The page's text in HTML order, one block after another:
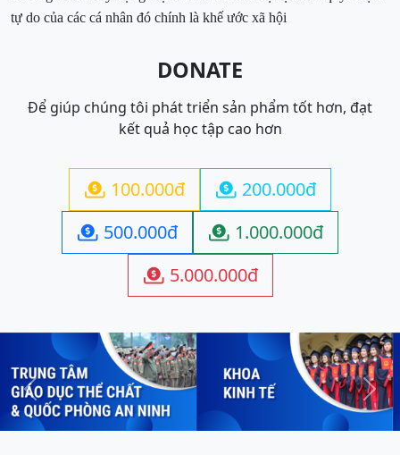
tự do của các cá nhân đó chính là khế ước xã hội
DONATE
Để giúp chúng tôi phát triển sản phẩm tốt hơn, đạt
kết quả học tập cao hơn
 100.000đ  200.000đ
 500.000đ  1.000.000đ
 5.000.000đ
Previous Next